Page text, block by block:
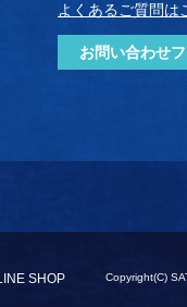
よくあるご質問は
お問い合わせ
SHOP Copyright(C)